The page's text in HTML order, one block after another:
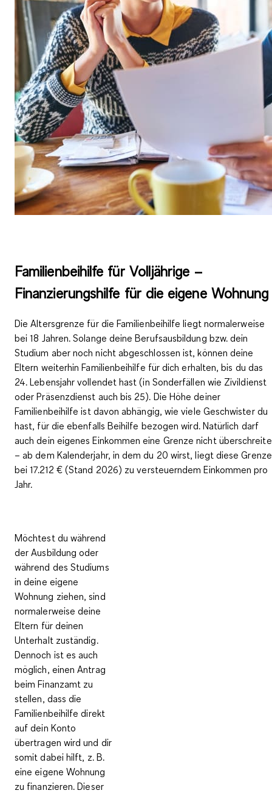
Familienbeihilfe für Volljährige –
Finanzierungshilfe für die eigene Wohnung
Die Altersgrenze für die Familienbeihilfe liegt normalerweise
bei 18 Jahren. Solange deine Berufsausbildung bzw. dein
Studium aber noch nicht abgeschlossen ist,können deine
Eltern weiterhin Familienbeihilfe für dich erhalten, bis du das
24. Lebensjahr vollendet hast (in Sonderfällen wie Zivildienst
oder Präsenzdienst auch bis 25). Die Höhe deiner
Familienbeihilfe ist davon abhängig, wie viele Geschwister du
hast, für die ebenfalls Beihilfe bezogen wird. Natürlich darf
auch dein eigenes Einkommen eine Grenze nicht
– ab dem Kalenderjahr, in dem du 20 wirst, liegt dieseGrenze
bei 17.212 €(Stand 2026) zu versteuerndem Einkommen pro
Jahr.
Möchtest du während
der Ausbildung oder
während des Studiums
in deine eigene
Wohnung ziehen, sind
normalerweise deine
Eltern für deinen
Unterhalt zuständig.
Dennoch ist es auch
möglich, einen Antrag
beim Finanzamt zu
stellen, dass die
Familienbeihilfe direkt
auf dein Konto
übertragen wird und dir
somit dabei hilft, z. B.
eine eigene Wohnung
zu finanzieren. Dieser